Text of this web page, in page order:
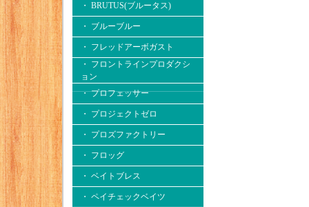
・ BRUTUS(ブルータス)
・ ブルーブルー
・ フレッドアーボガスト
・ フロントラインプロダクシ
ョン
・ プロフェッサー
・ プロジェクトゼロ
・ プロズファクトリー
・ フロッグ
・ ベイトブレス
・ ペイチェックベイツ